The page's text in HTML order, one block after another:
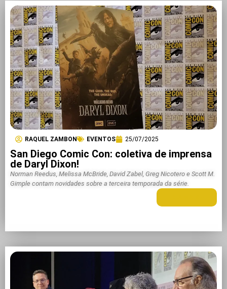
RAQUEL ZAMBON EVENTOS 25/07/2025
San Diego Comic Con: coletiva de imprensa
de Daryl Dixon!
Norman Reedus, Melissa McBride, David Zabel, Greg Nicotero e Scott M.
Gimple contam novidades sobre a terceira temporada da série.